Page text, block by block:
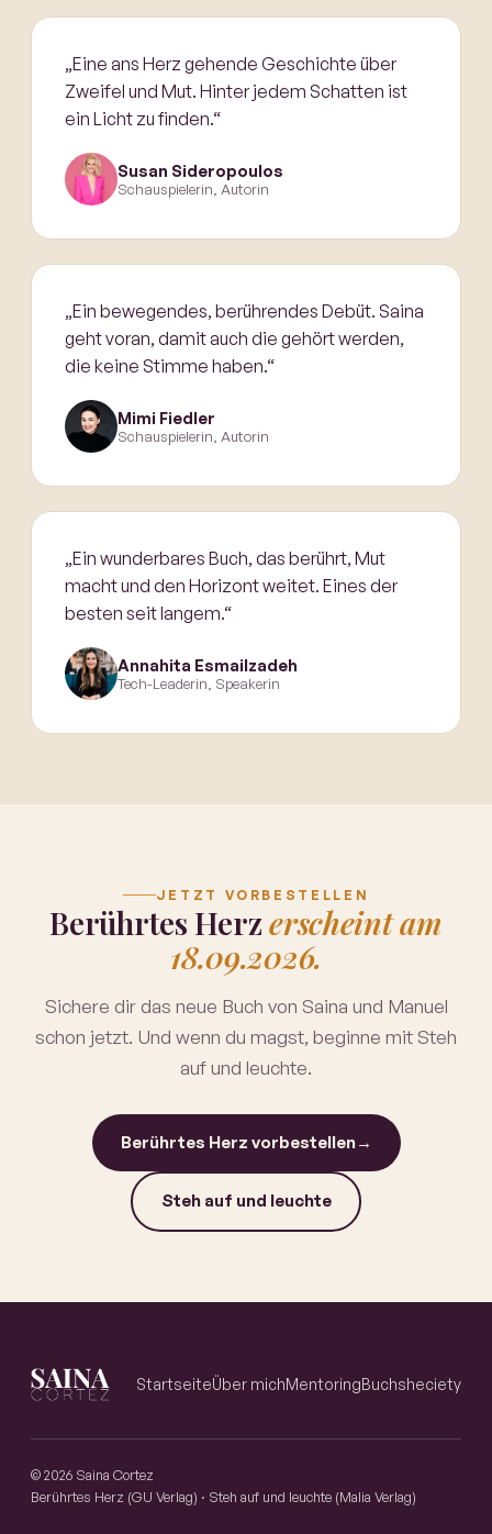
„Eine ans Herz gehende Geschichte über
Zweifel und Mut. Hinter jedem Schatten ist
ein Licht zu finden.“
Susan Sideropoulos
Schauspielerin, Autorin
„Ein bewegendes, berührendes Debüt. Saina
geht voran, damit auch die gehört werden,
die keine Stimme haben.“
Mimi Fiedler
Schauspielerin, Autorin
„Ein wunderbares Buch, das berührt, Mut
macht und den Horizont weitet. Eines der
besten seit langem.“
Annahita Esmailzadeh
Tech-Leaderin, Speakerin
JETZT VORBESTELLEN
Berührtes Herzerscheint am
18.09.2026.
Sichere dir das neue Buch von Saina und Manuel
schon jetzt. Und wenn du magst, beginne mit Steh
auf und leuchte.
Berührtes Herz vorbestellen→
Steh auf und leuchte
StartseiteÜber michMentoringBuchsheciety
© 2026 Saina Cortez
Berührtes Herz (GU Verlag) · Steh auf und leuchte (Malia Verlag)